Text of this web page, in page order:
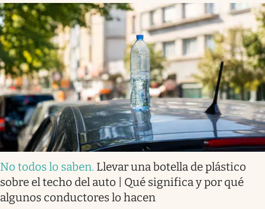
No todos lo saben. Llevar una botella de plástico
sobre el techo del auto | Qué significa y por qué
algunos conductores lo hacen